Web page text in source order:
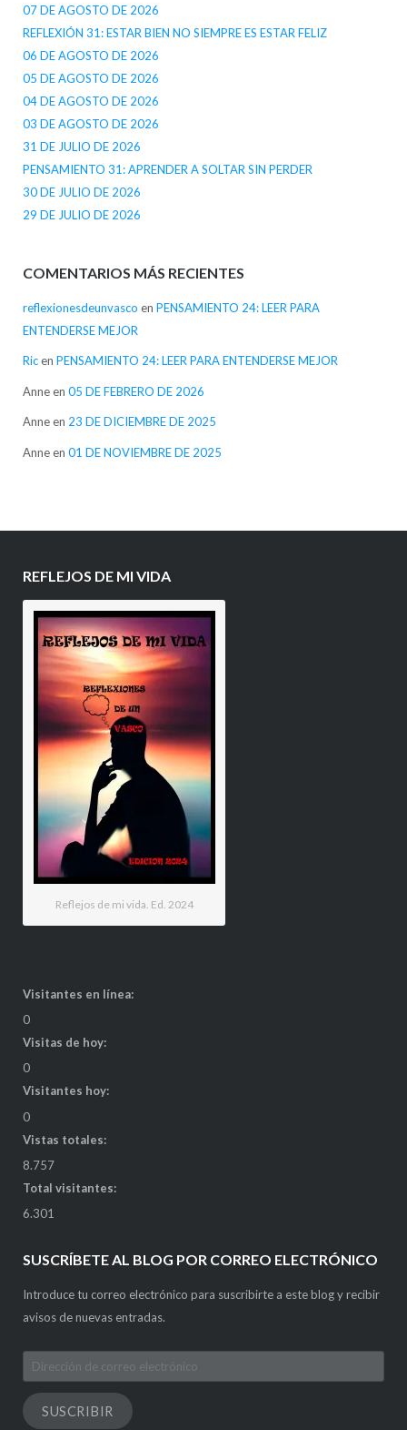
07 DE AGOSTO DE 2026
REFLEXIÓN 31: ESTAR BIEN NO SIEMPRE ES ESTAR FELIZ
06 DE AGOSTO DE 2026
05 DE AGOSTO DE 2026
04 DE AGOSTO DE 2026
03 DE AGOSTO DE 2026
31 DE JULIO DE 2026
PENSAMIENTO 31: APRENDER A SOLTAR SIN PERDER
30 DE JULIO DE 2026
29 DE JULIO DE 2026
COMENTARIOS MÁS RECIENTES
reflexionesdeunvasco en PENSAMIENTO 24: LEER PARA
ENTENDERSE MEJOR
Ricen PENSAMIENTO 24: LEER PARA ENTENDERSE MEJOR
Anneen 05 DE FEBRERO DE 2026
Anneen 23 DE DICIEMBRE DE 2025
Anneen 01 DE NOVIEMBRE DE 2025
REFLEJOS DE MI VIDA
Reflejos de mi vida. Ed. 2024
Visitantes en línea:
0
Visitas de hoy:
0
Visitantes hoy:
0
Vistas totales:
8.757
Total visitantes:
6.301
SUSCRÍBETE AL BLOG POR CORREO ELECTRÓNICO
Introduce tu correo electrónico para suscribirte a este blog y recibir
avisos de nuevas entradas.
Dirección
de
correoSUSCRIBIR